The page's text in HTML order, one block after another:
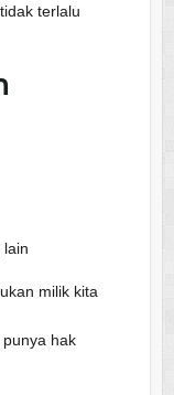
terlalu
lain
milik kita
hak